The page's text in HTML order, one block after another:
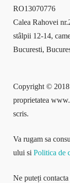
RO13070776
Calea Rahovei
stâlpii 12-14,
Bucuresti,
Copyright © 2018
proprietatea
scris.
Va rugam sa
ului si Politica de
Ne puteți